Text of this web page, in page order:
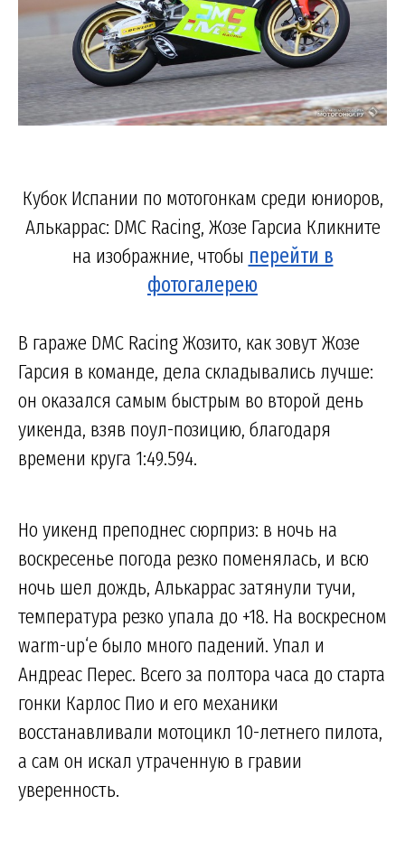
Кубок Испании по мотогонкам среди юниоров,
Алькаррас: DMC Racing, Жозе Гарсиа Кликните
на изображние, чтобы перейти в
фотогалерею
В гараже DMC Racing Жозито, как зовут Жозе
Гарсия в команде, дела складывались лучше:
он оказался самым быстрым во второй день
уикенда, взяв поул-позицию, благодаря
времени круга 1:49.594.
Но уикенд преподнес сюрприз: в ночь на
воскресенье погода резко поменялась, и всю
ночь шел дождь, Алькаррас затянули тучи,
температура резко упала до +18. На воскресном
warm-up‘е было много падений. Упал и
Андреас Перес. Всего за полтора часа до старта
гонки Карлос Пио и его механики
восстанавливали мотоцикл 10-летнего пилота,
а сам он искал утраченную в гравии
уверенность.